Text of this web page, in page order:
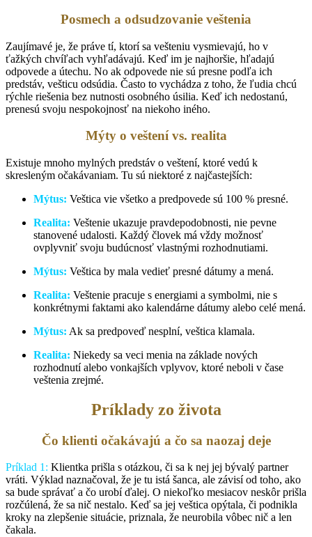
Posmech a odsudzovanie veštenia
Zaujímavé je, že práve tí, ktorí sa vešteniu vysmievajú, ho v
ťažkých chvíľach vyhľadávajú. Keď im je najhoršie, hľadajú
odpovede a útechu. No ak odpovede nie sú presne podľa ich
predstáv, vešticu odsúdia. Často to vychádza z toho, že ľudia chcú
rýchle riešenia bez nutnosti osobného úsilia. Keď ich nedostanú,
prenesú svoju nespokojnosť na niekoho iného.
Mýty o veštení vs. realita
Existuje mnoho mylných predstáv o veštení, ktoré vedú k
skresleným očakávaniam. Tu sú niektoré z najčastejších:
Mýtus: Veštica vie všetko a predpovede sú 100 % presné.
Realita: Veštenie ukazuje pravdepodobnosti, nie pevne
stanovené udalosti. Každý človek má vždy možnosť
ovplyvniť svoju budúcnosť vlastnými rozhodnutiami.
Mýtus: Veštica by mala vedieť presné dátumy a mená.
Realita: Veštenie pracuje s energiami a symbolmi, nie s
konkrétnymi faktami ako kalendárne dátumy alebo celé mená.
Mýtus: Ak sa predpoveď nesplní, veštica klamala.
Realita: Niekedy sa veci menia na základe nových
rozhodnutí alebo vonkajších vplyvov, ktoré neboli v čase
veštenia zrejmé.
Príklady zo života
Čo klienti očakávajú a čo sa naozaj deje
Príklad 1: Klientka prišla s otázkou, či sa k nej jej bývalý partner
vráti. Výklad naznačoval, že je tu istá šanca, ale závisí od toho, ako
sa bude správať a čo urobí ďalej. O niekoľko mesiacov neskôr prišla
rozčúlená, že sa nič nestalo. Keď sa jej veštica opýtala, či podnikla
kroky na zlepšenie situácie, priznala, že neurobila vôbec nič a len
čakala.